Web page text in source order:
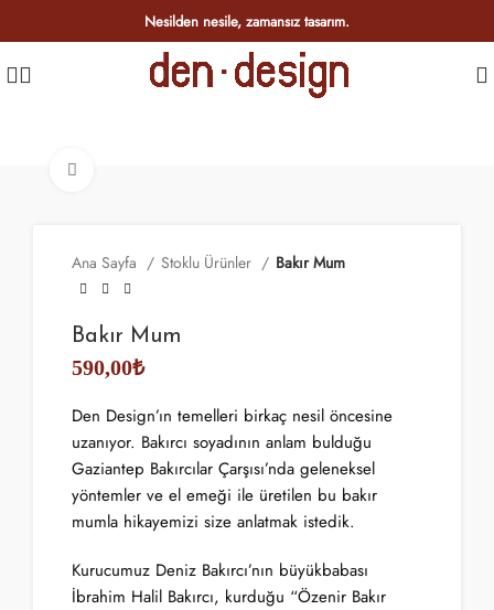
Nesilden nesile, zamansız tasarım.
Ana Sayfa Stoklu Ürünler Bakır Mum
Bakır Mum
590,00₺
Den Design’ın temelleri birkaç nesil öncesine
uzanıyor. Bakırcı soyadının anlam bulduğu
Gaziantep Bakırcılar Çarşısı’nda geleneksel
yöntemler ve el emeği ile üretilen bu bakır
mumla hikayemizi size anlatmak istedik.
Kurucumuz Deniz Bakırcı’nın büyükbabası
İbrahim Halil Bakırcı, kurduğu “Özenir Bakır